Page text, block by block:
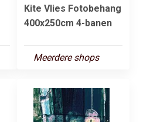
Kite Vlies Fotobehang
400x250cm 4-banen
Meerdere shops